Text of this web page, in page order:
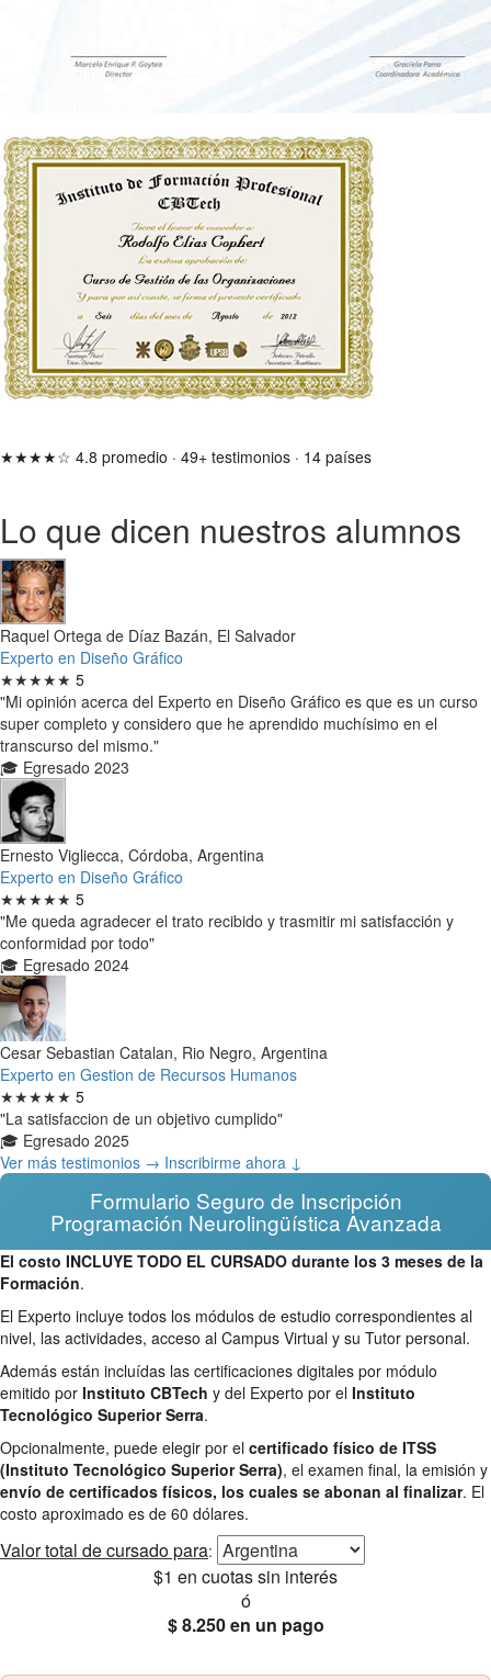
★★★★☆ 4.8 promedio · 49+ testimonios · 14 países
Lo que dicen nuestros alumnos
Raquel Ortega de Díaz Bazán, El Salvador
Experto en Diseño Gráfico
★★★★★ 5
"Mi opinión acerca del Experto en Diseño Gráfico es que es un curso
super completo y considero que he aprendido muchísimo en el
transcurso del mismo."
🎓 Egresado 2023
Ernesto Vigliecca, Córdoba, Argentina
Experto en Diseño Gráfico
★★★★★ 5
"Me queda agradecer el trato recibido y trasmitir mi satisfacción y
conformidad por todo"
🎓 Egresado 2024
Cesar Sebastian Catalan, Rio Negro, Argentina
Experto en Gestion de Recursos Humanos
★★★★★ 5
"La satisfaccion de un objetivo cumplido"
🎓 Egresado 2025
Ver más testimonios → Inscribirme ahora ↓
Formulario Seguro de Inscripción
Programación Neurolingüística Avanzada
El costo INCLUYE TODO EL CURSADO durante los 3 meses de la
Formación.
El Experto incluye todos los módulos de estudio correspondientes al
nivel, las actividades, acceso al Campus Virtual y su Tutor personal.
Además están incluídas las certificaciones digitales por módulo
emitido por Instituto CBTech y del Experto por el Instituto
Tecnológico Superior Serra.
Opcionalmente, puede elegir por el certificado físico de ITSS
(Instituto Tecnológico Superior Serra), el examen final, la emisión y
envío de certificados físicos, los cuales se abonan al finalizar. El
costo aproximado es de 60 dólares.
Valor total de cursado para:
$1 en cuotas sin interés
ó
$ 8.250en un pago